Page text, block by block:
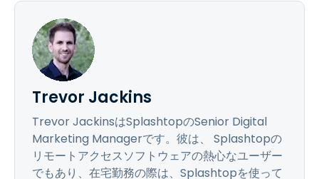
Trevor Jackins
Trevor JackinsはSplashtopのSenior Digital
Marketing Managerです。彼は、 Splashtopの
リモートアクセスソフトウェアの熱心なユーザー
でもあり、在宅勤務の際は、Splashtopを使って